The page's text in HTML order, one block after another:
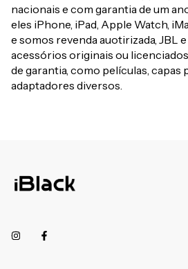
nacionais e com garantia de um
eles iPhone, iPad, Apple Watch,
e somos revenda auotirizada, JBL e
acessórios originais ou
de garantia, como películas, capas
adaptadores diversos.